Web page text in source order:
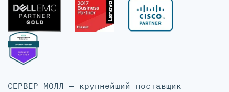
СЕРВЕР МОЛЛ — крупнейший поставщик